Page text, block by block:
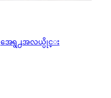
အေရွ႕အလယ္ပိုင္း